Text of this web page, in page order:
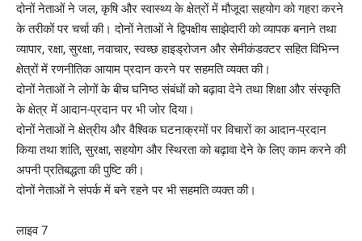
दोनों नेताओं ने जल, कृषि और स्वास्थ्य के क्षेत्रों में मौजूदा सहयोग को गहरा करने
के तरीकों पर चर्चा की। दोनों नेताओं ने द्विपक्षीय साझेदारी को व्यापक बनाने तथा
व्यापार, रक्षा, सुरक्षा, नवाचार, स्वच्छ हाइड्रोजन और सेमीकंडक्टर सहित विभिन्न
क्षेत्रों में रणनीतिक आयाम प्रदान करने पर सहमति व्यक्त की।
दोनों नेताओं ने लोगों के बीच घनिष्ठ संबंधों को बढ़ावा देने तथा शिक्षा और संस्कृति
के क्षेत्र में आदान-प्रदान पर भी जोर दिया।
दोनों नेताओं ने क्षेत्रीय और वैश्विक घटनाक्रमों पर विचारों का आदान-प्रदान
किया तथा शांति, सुरक्षा, सहयोग और स्थिरता को बढ़ावा देने के लिए काम करने की
अपनी प्रतिबद्धता की पुष्टि की।
दोनों नेताओं ने संपर्क में बने रहने पर भी सहमति व्यक्त की।
लाइव 7